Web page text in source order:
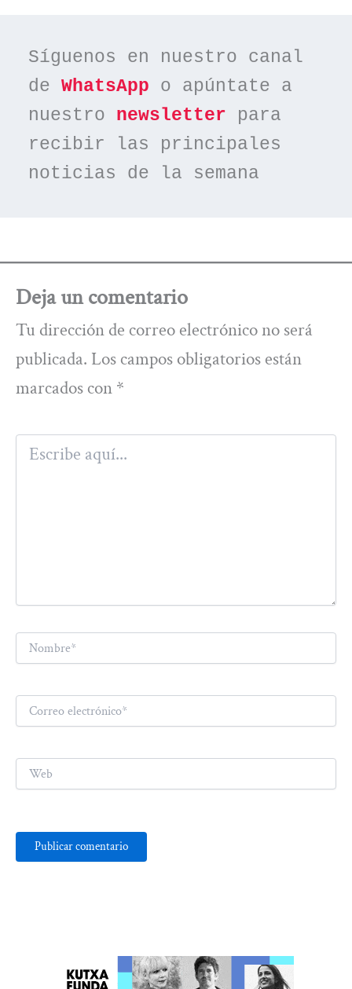
Síguenos en nuestro canal
de WhatsApp o apúntate a
nuestro newsletter para
recibir las principales
noticias de la semana
Deja un comentario
Tu dirección de correo electrónico no será
publicada. Los campos obligatorios están
marcados con *
Escribe
aquí...
electrónico*
Web